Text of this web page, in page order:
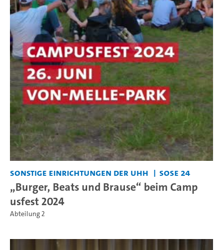
Sonstige Einrichtungen der UHH SoSe 24
„Burger, Beats und Brause“ beim Camp
usfest 2024
Abteilung 2